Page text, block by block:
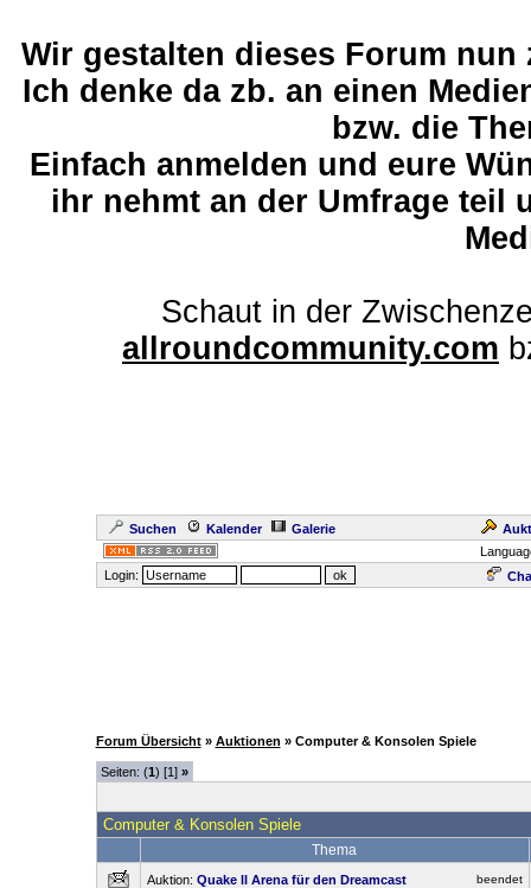
Wir gestalten dieses Forum
Ich denke da zb. an einen
bzw. die
Einfach anmelden und eure
ihr nehmt an der Umfrage teil
Schaut in der
allroundcommunity.com
Suchen Kalender Galerie
Login:
Forum Übersicht » Auktionen » Computer & Konsolen Spiele
Seiten: (1) [1] »
Computer & Konsolen Spiele
Thema
beendet
Auktion: Quake ll Arena für den Dreamcast